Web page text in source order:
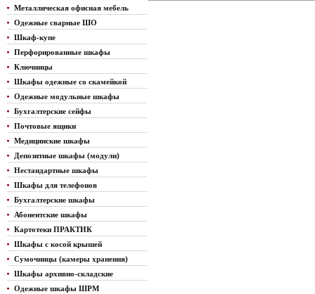
Металлическая офисная мебель
Одежные сварные ШО
Шкаф-купе
Перфорированные шкафы
Ключницы
Шкафы одежные со скамейкой
Одежные модульные шкафы
Бухгалтерские сейфы
Почтовые ящики
Медицинские шкафы
Депозитные шкафы (модули)
Нестандартные шкафы
Шкафы для телефонов
Бухгалтерские шкафы
Абонентские шкафы
Картотеки ПРАКТИК
Шкафы с косой крышей
Сумочницы (камеры хранения)
Шкафы архивно-складские
Одежные шкафы ШРМ